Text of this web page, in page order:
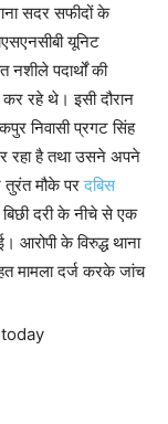
सदर सफीदों के
यूनिट
नशीले पदार्थों की
रहे थे। इसी दौरान
निवासी प्रगट सिंह
रहा है तथा उसने अपने
तुरंत मौके परदबिस
दरी के नीचे से एक
आरोपी के विरुद्ध थाना
मामला दर्ज करके जांच